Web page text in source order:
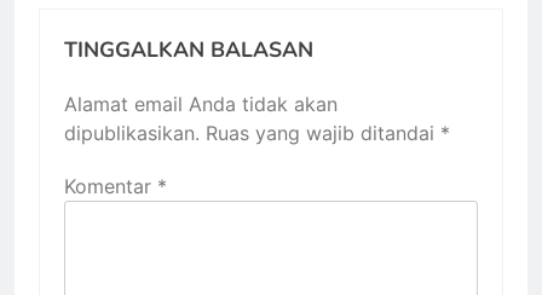
TINGGALKAN BALASAN
Alamat email Anda tidak akan
dipublikasikan. Ruas yang wajib ditandai *
Komentar *